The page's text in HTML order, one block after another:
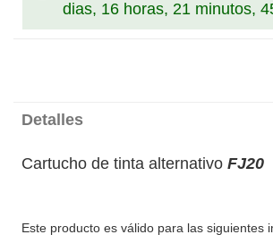
dias, 16 horas, 21 minutos,
Detalles
Cartucho de tinta alternativo FJ20
Este producto es válido para las siguientes